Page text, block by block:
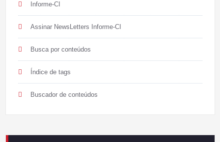
Informe-CI
Assinar NewsLetters Informe-CI
Busca por conteúdos
Índice de tags
Buscador de conteúdos